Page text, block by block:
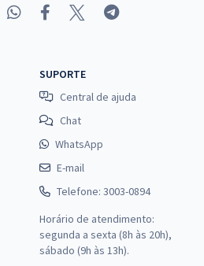
SUPORTE
Central de ajuda
Chat
WhatsApp
E-mail
Telefone: 3003-0894
Horário de atendimento:
segunda a sexta (8h às 20h),
sábado (9h às 13h).